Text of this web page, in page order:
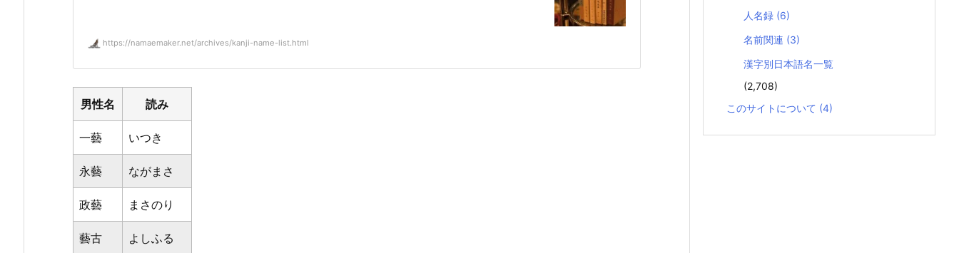
https://namaemaker.net/archives/kanji-name-list.html
男性名 読み
一藝 いつき
永藝 ながまさ
政藝 まさのり
藝古 よしふる
人名録 (6)
名前関連 (3)
漢字別日本語名一覧
(2,708)
このサイトについて (4)